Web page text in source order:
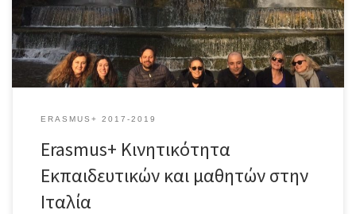
τα σχολικά έτη 2017-18 και 2018-19 και οι παρακάτω χώρες:
ΓΕΡΜΑΝΙΑ (συντονίστρια χώρα), ΟΛΛΑΝΔΙΑ, ΙΤΑΛΙΑ, […]
ERASMUS+ 2017-2019
Erasmus+ Κινητικότητα
Εκπαιδευτικών και μαθητών στην
Ιταλία